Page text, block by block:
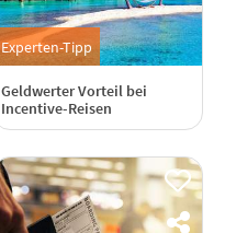
Experten-Tipp
Geldwerter Vorteil bei
Incentive-Reisen